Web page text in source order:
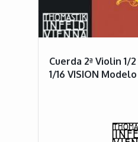
Cuerda 2ª Violin 1/
1/16 VISION